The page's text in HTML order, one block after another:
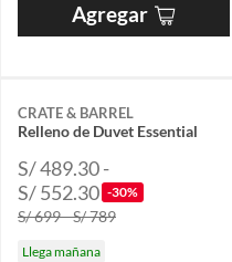
Agregar
CRATE & BARREL
Relleno de Duvet Essential
S/ 489.30 -
S/ 552.30 -30%
S/ 699 - S/ 789
Llega mañana